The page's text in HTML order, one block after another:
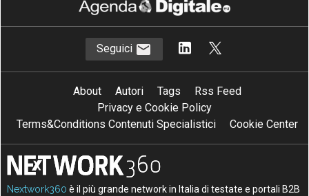
Seguici
About Autori Tags
Rss Feed
Privacy e Cookie Policy
Terms&Conditions Contenuti Specialistici
Cookie Center
Nextwork360 è il più grande network in Italia di testate e portali B2B